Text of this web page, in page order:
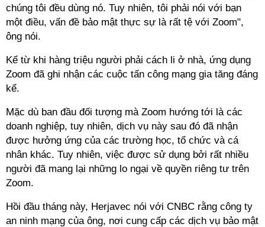
chúng tôi đều dùng nó. Tuy nhiên, tôi phải nói với bạn
một điều, vấn đề bảo mật thực sự là rất tệ với Zoom",
ông nói.
Kể từ khi hàng triệu người phải cách li ở nhà, ứng dụng
Zoom đã ghi nhận các cuộc tấn công mạng gia tăng đáng
kể.
Mặc dù ban đầu đối tượng mà Zoom hướng tới là các
doanh nghiệp, tuy nhiên, dịch vụ này sau đó đã nhận
được hưởng ứng của các trường học, tổ chức và cá
nhân khác. Tuy nhiên, việc được sử dụng bởi rất nhiều
người đã mang lại những lo ngại về quyền riêng tư trên
Zoom.
Hồi đầu tháng này, Herjavec nói với CNBC rằng công ty
an ninh mạng của ông, nơi cung cấp các dịch vụ bảo mật